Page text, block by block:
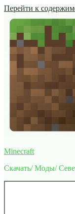
Перейти к
Minecraft
Скачать/ Моды/